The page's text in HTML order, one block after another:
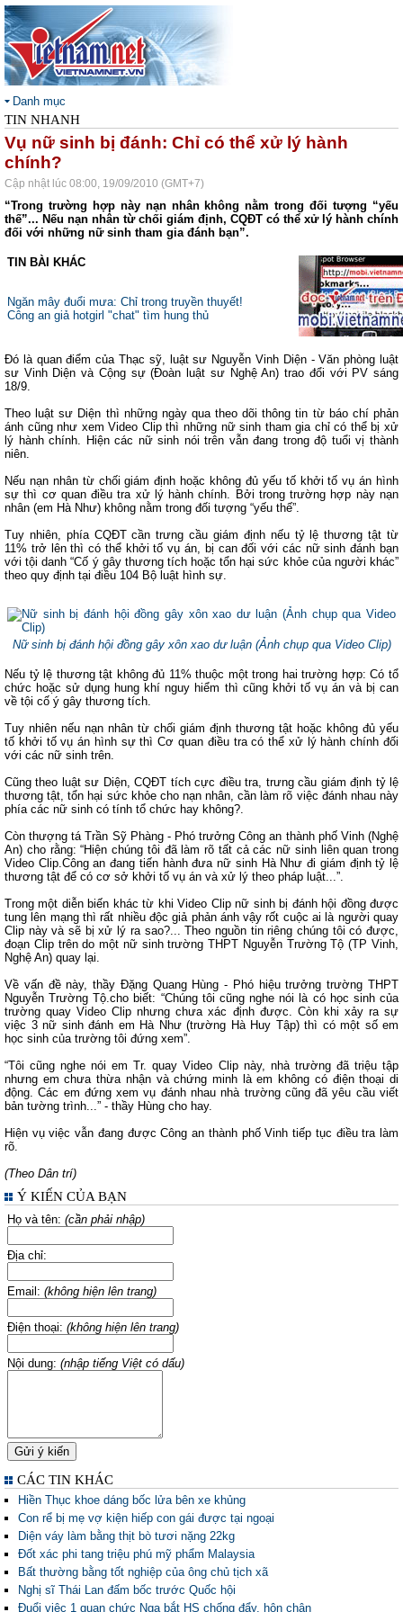
Danh mục
TIN NHANH
Vụ nữ sinh bị đánh: Chỉ có thể xử lý hành
chính?
Cập nhật lúc 08:00, 19/09/2010 (GMT+7)
“Trong trường hợp này nạn nhân không nằm trong đối tượng “yếu
thế”... Nếu nạn nhân từ chối giám định, CQĐT có thể xử lý hành chính
đối với những nữ sinh tham gia đánh bạn”.
TIN BÀI KHÁC
Ngăn mây đuổi mưa: Chỉ trong truyền thuyết!
Công an giả hotgirl "chat" tìm hung thủ
Đó là quan điểm của Thạc sỹ, luật sư Nguyễn Vinh Diện - Văn phòng luật
sư Vinh Diện và Cộng sự (Đoàn luật sư Nghệ An) trao đổi với PV sáng
18/9.
Theo luật sư Diện thì những ngày qua theo dõi thông tin từ báo chí phản
ánh cũng như xem Video Clip thì những nữ sinh tham gia chỉ có thể bị xử
lý hành chính. Hiện các nữ sinh nói trên vẫn đang trong độ tuổi vị thành
niên.
Nếu nạn nhân từ chối giám định hoặc không đủ yếu tố khởi tố vụ án hình
sự thì cơ quan điều tra xử lý hành chính. Bởi trong trường hợp này nạn
nhân (em Hà Như) không nằm trong đối tượng “yếu thế”.
Tuy nhiên, phía CQĐT cần trưng cầu giám định nếu tỷ lệ thương tật từ
11% trở lên thì có thể khởi tố vụ án, bị can đối với các nữ sinh đánh bạn
với tội danh “Cố ý gây thương tích hoặc tổn hại sức khỏe của người khác”
theo quy định tại điều 104 Bộ luật hình sự.
Nữ sinh bị đánh hội đồng gây xôn xao dư luận (Ảnh chụp qua Video Clip)
Nếu tỷ lệ thương tật không đủ 11% thuộc một trong hai trường hợp: Có tổ
chức hoặc sử dụng hung khí nguy hiểm thì cũng khởi tố vụ án và bị can
về tội cố ý gây thương tích.
Tuy nhiên nếu nạn nhân từ chối giám định thương tật hoặc không đủ yếu
tố khởi tố vụ án hình sự thì Cơ quan điều tra có thể xử lý hành chính đối
với các nữ sinh trên.
Cũng theo luật sư Diện, CQĐT tích cực điều tra, trưng cầu giám định tỷ lệ
thương tật, tổn hại sức khỏe cho nạn nhân, cần làm rõ việc đánh nhau này
phía các nữ sinh có tính tổ chức hay không?.
Còn thượng tá Trần Sỹ Phàng - Phó trưởng Công an thành phố Vinh (Nghệ
An) cho rằng: “Hiện chúng tôi đã làm rõ tất cả các nữ sinh liên quan trong
Video Clip.Công an đang tiến hành đưa nữ sinh Hà Như đi giám định tỷ lệ
thương tật để có cơ sở khởi tố vụ án và xử lý theo pháp luật...”.
Trong một diễn biến khác từ khi Video Clip nữ sinh bị đánh hội đồng được
tung lên mạng thì rất nhiều độc giả phản ánh vậy rốt cuộc ai là người quay
Clip này và sẽ bị xử lý ra sao?... Theo nguồn tin riêng chúng tôi có được,
đoạn Clip trên do một nữ sinh trường THPT Nguyễn Trường Tộ (TP Vinh,
Nghệ An) quay lại.
Về vấn đề này, thầy Đặng Quang Hùng - Phó hiệu trưởng trường THPT
Nguyễn Trường Tộ.cho biết: “Chúng tôi cũng nghe nói là có học sinh của
trường quay Video Clip nhưng chưa xác định được. Còn khi xảy ra sự
việc 3 nữ sinh đánh em Hà Như (trường Hà Huy Tập) thì có một số em
học sinh của trường tôi đứng xem”.
“Tôi cũng nghe nói em Tr. quay Video Clip này, nhà trường đã triệu tập
nhưng em chưa thừa nhận và chứng minh là em không có điện thoại di
động. Các em đứng xem vụ đánh nhau nhà trường cũng đã yêu cầu viết
bản tường trình...” - thầy Hùng cho hay.
Hiện vụ việc vẫn đang được Công an thành phố Vinh tiếp tục điều tra làm
rõ.
(Theo Dân trí)
Ý KIẾN CỦA BẠN
Họ và tên: (cần phải nhập)
Địa chỉ:
Email: (không hiện lên trang)
Điện thoại: (không hiện lên trang)
Nội dung: (nhập tiếng Việt có dấu)
CÁC TIN KHÁC
Hiền Thục khoe dáng bốc lửa bên xe khủng
Con rể bị mẹ vợ kiện hiếp con gái được tại ngoại
Diện váy làm bằng thịt bò tươi nặng 22kg
Đốt xác phi tang triệu phú mỹ phẩm Malaysia
Bất thường bằng tốt nghiệp của ông chủ tịch xã
Nghị sĩ Thái Lan đấm bốc trước Quốc hội
Đuổi việc 1 quan chức Nga bắt HS chống đẩy, hôn chân